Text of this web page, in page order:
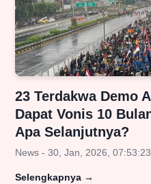
23 Terdakwa Demo
Dapat Vonis 10
Apa Selanjutnya?
News - 30, Jan, 2026, 07:53:23
Selengkapnya →